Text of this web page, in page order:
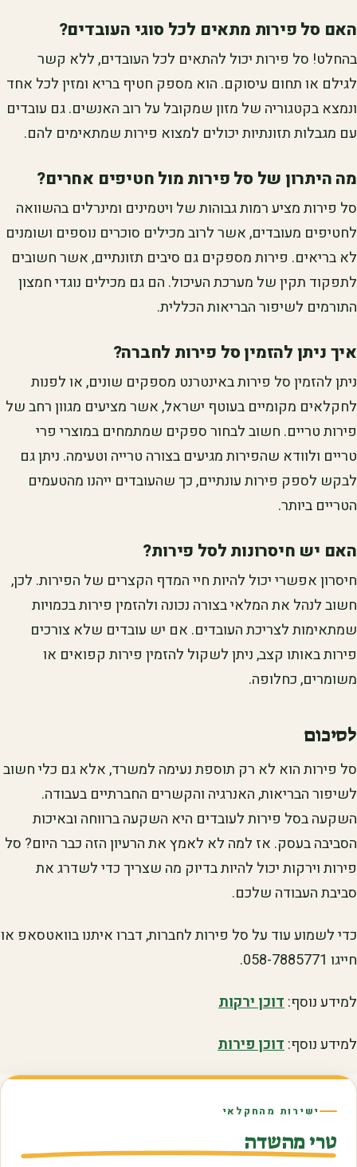
האם סל פירות מתאים לכל סוגי העובדים?
בהחלט! סל פירות יכול להתאים לכל העובדים, ללא קשר
לגילם או תחום עיסוקם. הוא מספק חטיף בריא ומזין לכל אחד
ונמצא בקטגוריה של מזון שמקובל על רוב האנשים. גם עובדים
עם מגבלות תזונתיות יכולים למצוא פירות שמתאימים להם.
מה היתרון של סל פירות מול חטיפים אחרים?
סל פירות מציע רמות גבוהות של ויטמינים ומינרלים בהשוואה
לחטיפים מעובדים, אשר לרוב מכילים סוכרים נוספים ושומנים
לא בריאים. פירות מספקים גם סיבים תזונתיים, אשר חשובים
לתפקוד תקין של מערכת העיכול. הם גם מכילים נוגדי חמצון
התורמים לשיפור הבריאות הכללית.
איך ניתן להזמין סל פירות לחברה?
ניתן להזמין סל פירות באינטרנט מספקים שונים, או לפנות
לחקלאים מקומיים בעוטף ישראל, אשר מציעים מגוון רחב של
פירות טריים. חשוב לבחור ספקים שמתמחים במוצרי פרי
טריים ולוודא שהפירות מגיעים בצורה טרייה וטעימה. ניתן גם
לבקש לספק פירות עונתיים, כך שהעובדים ייהנו מהטעמים
הטריים ביותר.
האם יש חיסרונות לסל פירות?
חיסרון אפשרי יכול להיות חיי המדף הקצרים של הפירות. לכן,
חשוב לנהל את המלאי בצורה נכונה ולהזמין פירות בכמויות
שמתאימות לצריכת העובדים. אם יש עובדים שלא צורכים
פירות באותו קצב, ניתן לשקול להזמין פירות קפואים או
משומרים, כחלופה.
לסיכום
סל פירות הוא לא רק תוספת נעימה למשרד, אלא גם כלי חשוב
לשיפור הבריאות, האנרגיה והקשרים החברתיים בעבודה.
השקעה בסל פירות לעובדים היא השקעה ברווחה ובאיכות
הסביבה בעסק. אז למה לא לאמץ את הרעיון הזה כבר היום? סל
פירות וירקות יכול להיות בדיוק מה שצריך כדי לשדרג את
סביבת העבודה שלכם.
כדי לשמוע עוד על סל פירות לחברות, דברו איתנו בוואטסאפ או
חייגו 058-7885771.
למידע נוסף:דוכן ירקות
למידע נוסף:דוכן פירות
ישירות מהחקלאי
טרי מהשדה